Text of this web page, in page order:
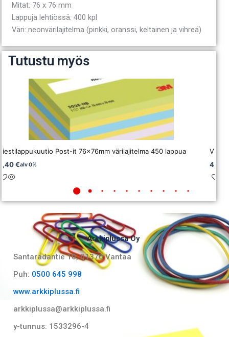
Mitat: 76 x 76 mm
Lappuja lehtiössä: 400 kpl
Väri: neonvärilajitelma (pinkki, oranssi, keltainen ja vihreä)
Tutustu myös
Post-it 76x76mm värilajitelma 450 lappua
€alv 0%
4,15
Arkkiplussa Oy
Santaradantie 10, 01370 Vantaa​
Puh: 0500 645 998
www.arkkiplussa.fi
arkkiplussa@arkkiplussa.fi
y-tunnus: 1533296-4